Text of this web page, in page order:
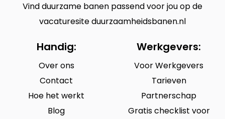
Vind duurzame banen passend voor jou op de
vacaturesite duurzaamheidsbanen.nl
Handig:
Over ons
Contact
Hoe het werkt
Blog
Werkgevers:
Voor Werkgevers
Tarieven
Partnerschap
Gratis checklist voor